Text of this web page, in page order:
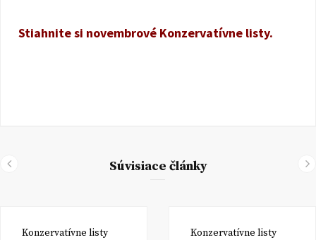
Stiahnite si novembrové Konzervatívne listy.
Súvisiace články
Konzervatívne listy
Konzervatívne listy